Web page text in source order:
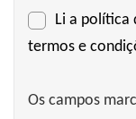
Li a política
termos e
Os campos